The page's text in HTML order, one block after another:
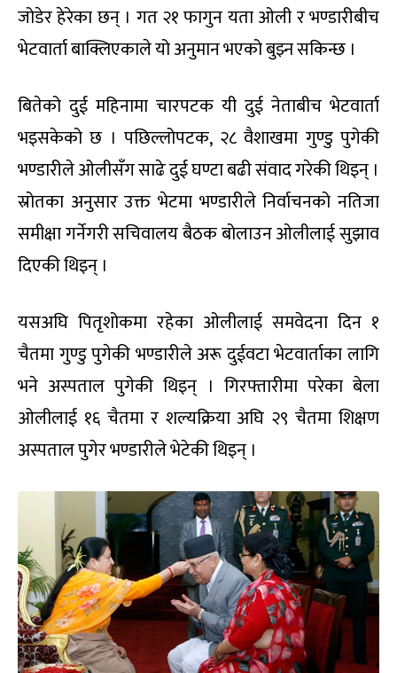
जोडेर हेरेका छन् । गत २१ फागुन यता ओली र भण्डारीबीच
भेटवार्ता बाक्लिएकाले यो अनुमान भएको बुझ्न सकिन्छ ।
बितेको दुई महिनामा चारपटक यी दुई नेताबीच भेटवार्ता
भइसकेको छ । पछिल्लोपटक, २८ वैशाखमा गुण्डु पुगेकी
भण्डारीले ओलीसँग साढे दुई घण्टा बढी संवाद गरेकी थिइन् ।
स्रोतका अनुसार उक्त भेटमा भण्डारीले निर्वाचनको नतिजा
समीक्षा गर्नेगरी सचिवालय बैठक बोलाउन ओलीलाई सुझाव
दिएकी थिइन् ।
यसअघि पितृशोकमा रहेका ओलीलाई समवेदना दिन १
चैतमा गुण्डु पुगेकी भण्डारीले अरू दुईवटा भेटवार्ताका लागि
भने अस्पताल पुगेकी थिइन् । गिरफ्तारीमा परेका बेला
ओलीलाई १६ चैतमा र शल्यक्रिया अघि २९ चैतमा शिक्षण
अस्पताल पुगेर भण्डारीले भेटेकी थिइन् ।